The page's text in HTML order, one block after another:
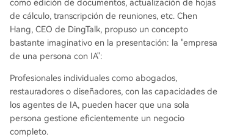
como edición de documentos, actualización de hojas
de cálculo, transcripción de reuniones, etc. Chen
Hang, CEO de DingTalk, propuso un concepto
bastante imaginativo en la presentación: la "empresa
de una persona con IA":
Profesionales individuales como abogados,
restauradores o diseñadores, con las capacidades de
los agentes de IA, pueden hacer que una sola
persona gestione eficientemente un negocio
completo.